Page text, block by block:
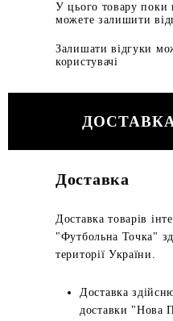
У цього товару поки
можете залишити
Залишати відгуки
користувачі
Доставка
Доставка товарів
"Футбольна Точка"
території України.
Доставка
доставки "Нова